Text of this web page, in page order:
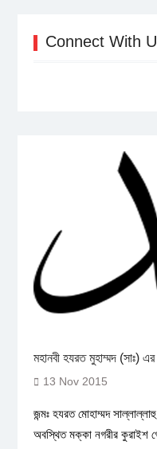
Connect With
মহানবী হযরত মুহাম্মদ (সাঃ) এর
13 Nov 2015
জন্মঃ হযরত মোহাম্মদ
অবস্থিত মক্কা নগরীর কুরাইশ